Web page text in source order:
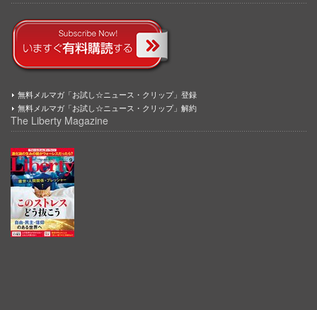
無料メルマガ「お試し☆ニュース・クリップ」登録
無料メルマガ「お試し☆ニュース・クリップ」解約
The Liberty Magazine